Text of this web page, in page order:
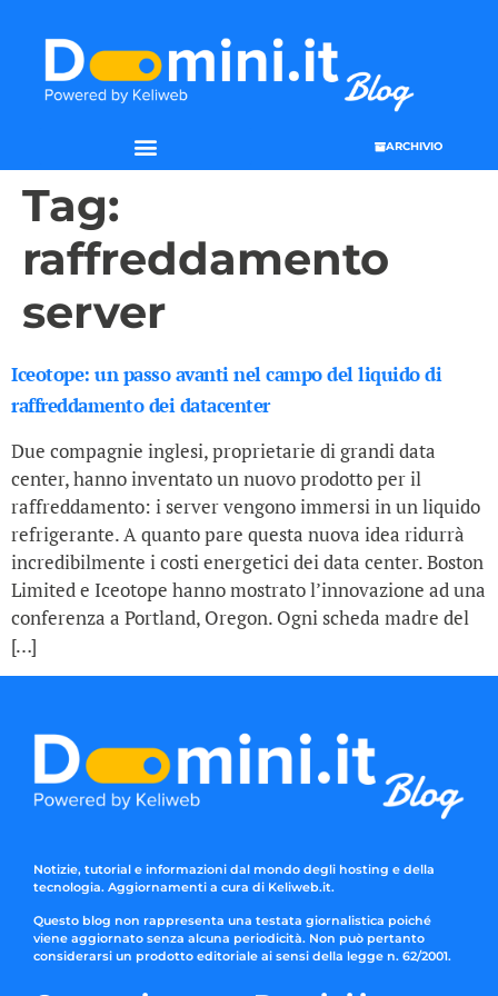
ARCHIVIO
Tag:
raffreddamento
server
Iceotope: un passo avanti nel campo del liquido di
raffreddamento dei datacenter
Due compagnie inglesi, proprietarie di grandi data
center, hanno inventato un nuovo prodotto per il
raffreddamento: i server vengono immersi in un liquido
refrigerante. A quanto pare questa nuova idea ridurrà
incredibilmente i costi energetici dei data center. Boston
Limited e Iceotope hanno mostrato l’innovazione ad una
conferenza a Portland, Oregon. Ogni scheda madre del
[…]
Notizie, tutorial e informazioni dal mondo degli hosting e della
tecnologia. Aggiornamenti a cura di Keliweb.it.
Questo blog non rappresenta una testata giornalistica poiché
viene aggiornato senza alcuna periodicità. Non può pertanto
considerarsi un prodotto editoriale ai sensi della legge n. 62/2001.